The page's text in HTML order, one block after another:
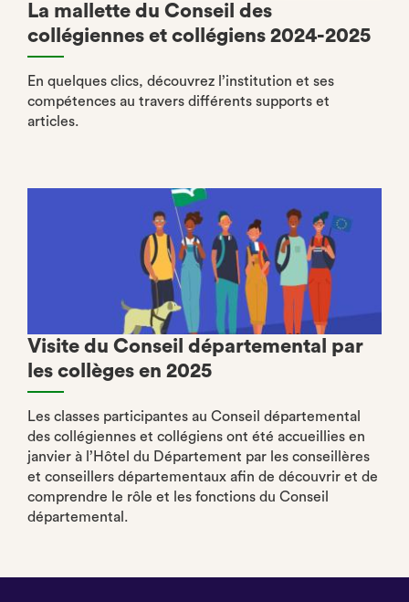
La mallette du Conseil des
collégiennes et collégiens 2024-2025
En quelques clics, découvrez l’institution et ses
compétences au travers différents supports et
articles.
Visite du Conseil départemental par
les collèges en 2025
Les classes participantes au Conseil départemental
des collégiennes et collégiens ont été accueillies en
janvier à l’Hôtel du Département par les conseillères
et conseillers départementaux afin de découvrir et de
comprendre le rôle et les fonctions du Conseil
départemental.